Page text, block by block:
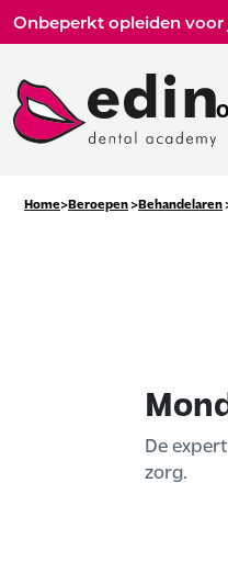
Onbeperkt opleiden
Home Beroepen Behandelaren
De
zorg.